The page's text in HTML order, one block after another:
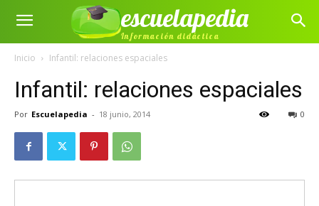
escuelapedia
Información didáctica
Inicio Infantil: relaciones espaciales
Infantil: relaciones espaciales
Por Escuelapedia - 18 junio, 2014 0